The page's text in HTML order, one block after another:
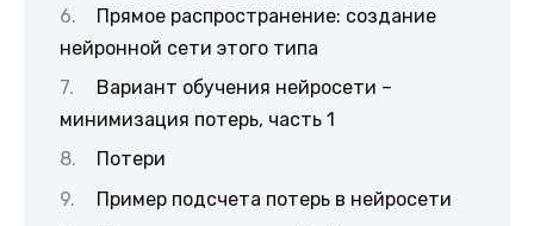
Прямое распространение: создание
нейронной сети этого типа
Вариант обучения нейросети –
минимизация потерь, часть 1
Потери
Пример подсчета потерь в нейросети